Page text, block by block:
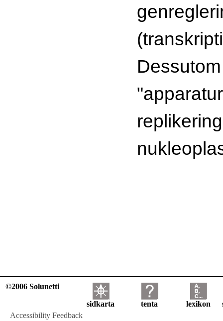
©2006 Solunetti
sidkarta tenta lexikon
Accessibility Feedback